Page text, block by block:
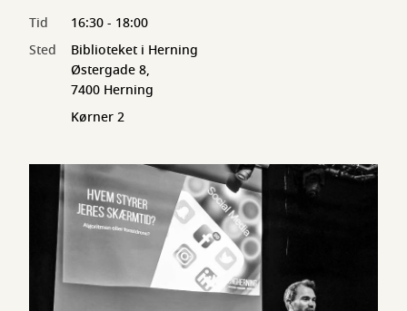
Tid
16:30 - 18:00
Sted
Biblioteket i Herning
Østergade 8,
7400 Herning
Kørner 2